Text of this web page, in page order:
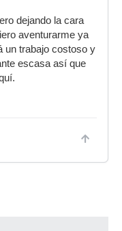
dejando la cara
aventurarme ya
un trabajo costoso y
escasa así que